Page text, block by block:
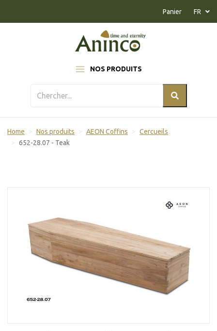
NOS PRODUITS
Panier FR
Home Nos produits AEON Coffins
Cercueils
652-28.07 - Teak